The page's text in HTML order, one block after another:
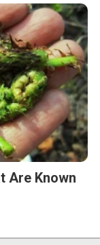
Are Known